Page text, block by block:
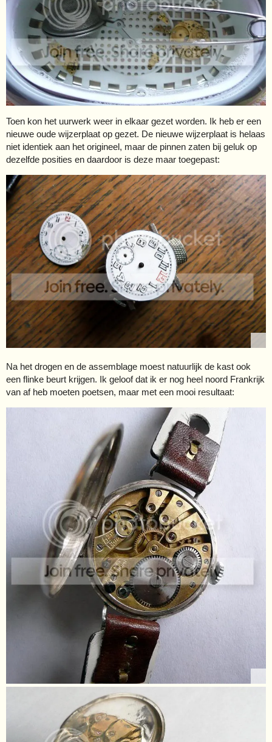
Toen kon het uurwerk weer in elkaar gezet worden. Ik heb er een
nieuwe oude wijzerplaat op gezet. De nieuwe wijzerplaat is helaas
niet identiek aan het origineel, maar de pinnen zaten bij geluk op
dezelfde posities en daardoor is deze maar toegepast:
Na het drogen en de assemblage moest natuurlijk de kast ook
een flinke beurt krijgen. Ik geloof dat ik er nog heel noord Frankrijk
van af heb moeten poetsen, maar met een mooi resultaat: